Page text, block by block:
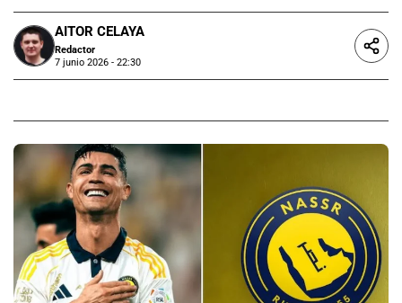
AITOR CELAYA
Redactor
7 junio 2026 - 22:30